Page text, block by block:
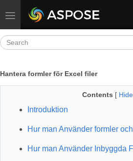
Toggle navigation
Hantera formler för Excel filer
Contents [ Hide
Introduktion
Hur man Använder formler
Hur man Använder Inbyggda